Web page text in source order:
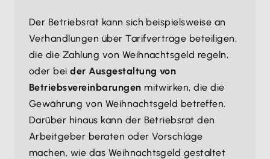
Der Betriebsrat kann sich beispielsweise an
Verhandlungen über Tarifverträge beteiligen,
die die Zahlung von Weihnachtsgeld regeln,
oder beider Ausgestaltung von
Betriebsvereinbarungen mitwirken, die die
Gewährung von Weihnachtsgeld betreffen.
Darüber hinaus kann der Betriebsrat den
Arbeitgeber beraten oder Vorschläge
machen, wie das Weihnachtsgeld gestaltet